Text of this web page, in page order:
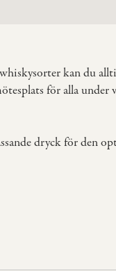
kan du
för alla
dryck för den